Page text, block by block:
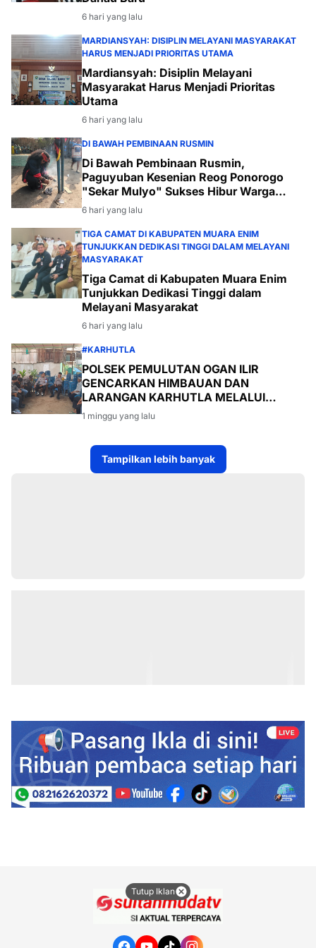
6 hari yang lalu
MARDIANSYAH: DISIPLIN MELAYANI MASYARAKAT
HARUS MENJADI PRIORITAS UTAMA
Mardiansyah: Disiplin Melayani
Masyarakat Harus Menjadi Prioritas
Utama
6 hari yang lalu
DI BAWAH PEMBINAAN RUSMIN
Di Bawah Pembinaan Rusmin,
Paguyuban Kesenian Reog Ponorogo
"Sekar Mulyo" Sukses Hibur Warga
Desa Payabakal
6 hari yang lalu
TIGA CAMAT DI KABUPATEN MUARA ENIM
TUNJUKKAN DEDIKASI TINGGI DALAM MELAYANI
MASYARAKAT
Tiga Camat di Kabupaten Muara Enim
Tunjukkan Dedikasi Tinggi dalam
Melayani Masyarakat
6 hari yang lalu
#KARHUTLA
POLSEK PEMULUTAN OGAN ILIR
GENCARKAN HIMBAUAN DAN
LARANGAN KARHUTLA MELALUI
PROGRAM TSKD (TOURING SAMBANG
KE DESA-DESA
1 minggu yang lalu
Tampilkan lebih banyak
Tutup Iklan